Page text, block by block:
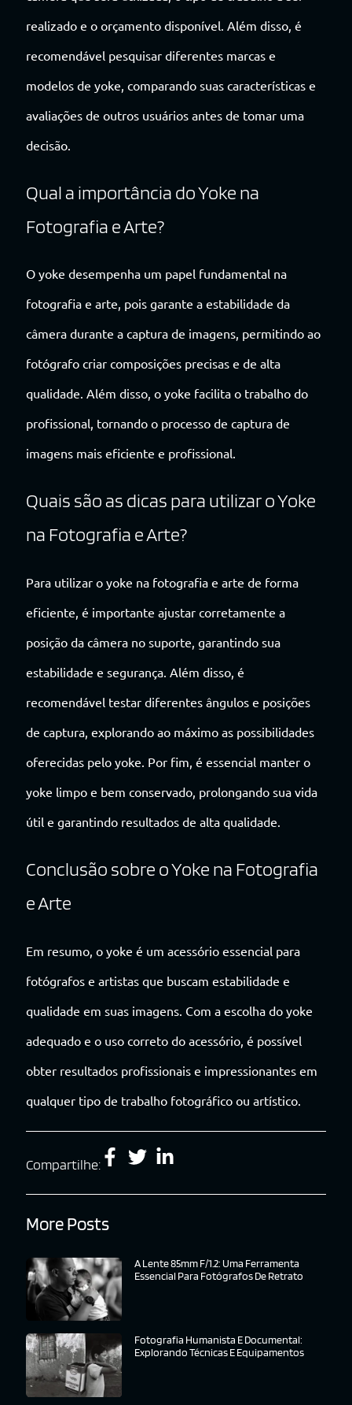
realizado e o orçamento disponível. Além disso, é
recomendável pesquisar diferentes marcas e
modelos de yoke, comparando suas características e
avaliações de outros usuários antes de tomar uma
decisão.
Qual a importância do Yoke na
Fotografia e Arte?
O yoke desempenha um papel fundamental na
fotografia e arte, pois garante a estabilidade da
câmera durante a captura de imagens, permitindo ao
fotógrafo criar composições precisas e de alta
qualidade. Além disso, o yoke facilita o trabalho do
profissional, tornando o processo de captura de
imagens mais eficiente e profissional.
Quais são as dicas para utilizar o Yoke
na Fotografia e Arte?
Para utilizar o yoke na fotografia e arte de forma
eficiente, é importante ajustar corretamente a
posição da câmera no suporte, garantindo sua
estabilidade e segurança. Além disso, é
recomendável testar diferentes ângulos e posições
de captura, explorando ao máximo as possibilidades
oferecidas pelo yoke. Por fim, é essencial manter o
yoke limpo e bem conservado, prolongando sua vida
útil e garantindo resultados de alta qualidade.
Conclusão sobre o Yoke na Fotografia
e Arte
Em resumo, o yoke é um acessório essencial para
fotógrafos e artistas que buscam estabilidade e
qualidade em suas imagens. Com a escolha do yoke
adequado e o uso correto do acessório, é possível
obter resultados profissionais e impressionantes em
qualquer tipo de trabalho fotográfico ou artístico.
Compartilhe:
More Posts
A Lente 85mm F/1.2: Uma Ferramenta
Essencial Para Fotógrafos De Retrato
Fotografia Humanista E Documental:
Explorando Técnicas E Equipamentos